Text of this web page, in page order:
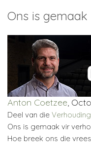
Ons is
Anton Coetzee,
Deel van die
Ons is gemaak vir
Hoe breek ons die